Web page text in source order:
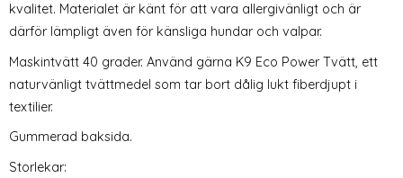
kvalitet. Materialet är känt för att vara allergivänligt och är
därför lämpligt även för känsliga hundar och valpar.
Maskintvätt 40 grader. Använd gärna K9 Eco Power Tvätt, ett
naturvänligt tvättmedel som tar bort dålig lukt fiberdjupt i
textilier.
Gummerad baksida.
Storlekar: